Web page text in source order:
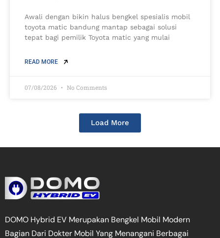
Awali dengan bikin halus bengkel spesialis mobil
toyota matic bandung mantap sebagai solusi
tepat bagi pemilik Toyota matic yang mulai
READ MORE
07/08/2026 No Comments
Load More
DOMO Hybrid EV Merupakan Bengkel Mobil Modern
Bagian Dari Dokter Mobil Yang Menangani Berbagai